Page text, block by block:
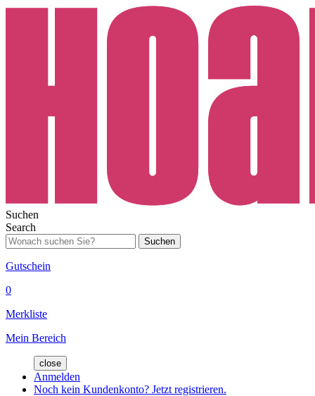
Suchen
Search
Suchen
Gutschein
0
Merkliste
Mein Bereich
close
Anmelden
Noch kein Kundenkonto? Jetzt registrieren.